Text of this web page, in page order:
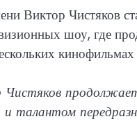
Виктор Чистяков
шоу, где
Чистяков
талантом